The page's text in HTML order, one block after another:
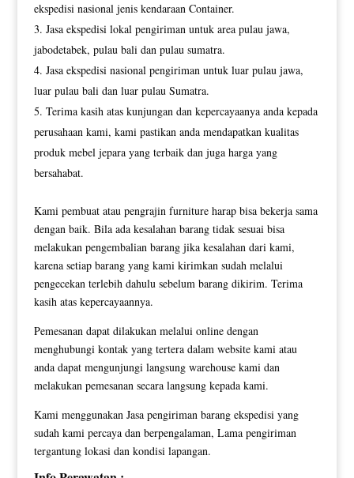
ekspedisi nasional jenis kendaraan Container.
Jasa ekspedisi lokal pengiriman untuk area pulau jawa,
jabodetabek, pulau bali dan pulau sumatra.
Jasa ekspedisi nasional pengiriman untuk luar pulau jawa,
luar pulau bali dan luar pulau Sumatra.
Terima kasih atas kunjungan dan kepercayaanya anda kepada
perusahaan kami, kami pastikan anda mendapatkan kualitas
produk mebel jepara yang terbaik dan juga harga yang
bersahabat.
Kami pembuat atau pengrajin furniture harap bisa bekerja sama
dengan baik. Bila ada kesalahan barang tidak sesuai bisa
melakukan pengembalian barang jika kesalahan dari kami,
karena setiap barang yang kami kirimkan sudah melalui
pengecekan terlebih dahulu sebelum barang dikirim. Terima
kasih atas kepercayaannya.
Pemesanan dapat dilakukan melalui online dengan
menghubungi kontak yang tertera dalam website kami atau
anda dapat mengunjungi langsung warehouse kami dan
melakukan pemesanan secara langsung kepada kami.
Kami menggunakan Jasa pengiriman barang ekspedisi yang
sudah kami percaya dan berpengalaman, Lama pengiriman
tergantung lokasi dan kondisi lapangan.